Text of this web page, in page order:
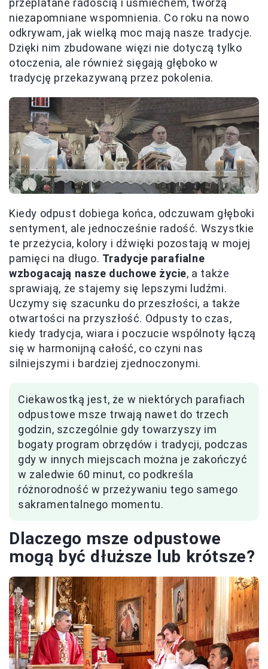
przeplatane radością i uśmiechem, tworzą
niezapomniane wspomnienia. Co roku na nowo
odkrywam, jak wielką moc mają nasze tradycje.
Dzięki nim zbudowane więzi nie dotyczą tylko
otoczenia, ale również sięgają głęboko w
tradycję przekazywaną przez pokolenia.
Kiedy odpust dobiega końca, odczuwam głęboki
sentyment, ale jednocześnie radość. Wszystkie
te przeżycia, kolory i dźwięki pozostają w mojej
pamięci na długo. Tradycje parafialne
wzbogacają nasze duchowe życie, a także
sprawiają, że stajemy się lepszymi ludźmi.
Uczymy się szacunku do przeszłości, a także
otwartości na przyszłość. Odpusty to czas,
kiedy tradycja, wiara i poczucie wspólnoty łączą
się w harmonijną całość, co czyni nas
silniejszymi i bardziej zjednoczonymi.
Ciekawostką jest, że w niektórych parafiach
odpustowe msze trwają nawet do trzech
godzin, szczególnie gdy towarzyszy im
bogaty program obrzędów i tradycji, podczas
gdy w innych miejscach można je zakończyć
w zaledwie 60 minut, co podkreśla
różnorodność w przeżywaniu tego samego
sakramentalnego momentu.
Dlaczego msze odpustowe
mogą być dłuższe lub krótsze?